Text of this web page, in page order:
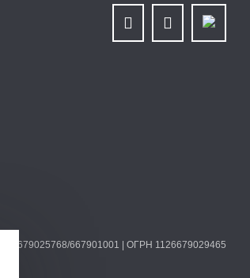
6679025768/667901001 | ОГРН 1126679029465